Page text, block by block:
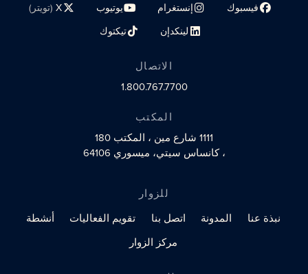
فيسبوك
رابط الملف الشخصي على مواقع التواصل الاجتماعي
إنستغرام
رابط الملف الشخصي على مواقع التواصل الاجتماعي
يوتيوب
رابط الملف الشخصي على مواقع
X (تويتر)
رابط الملف
لينكدإن
رابط الملف الشخصي على مواقع التواصل الاجتماعي
تيكتوك
رابط الملف الشخصي على مواقع
الاتصال
1.800.767.7700
المكتب
1111 شارع مين
، المكتب 180
، كانساس سيتي، ميسوري 64106
للزوار
نبذة عنا
المدونة اتصل بنا تقويم الفعاليات
أنشطة
مركز الزوار